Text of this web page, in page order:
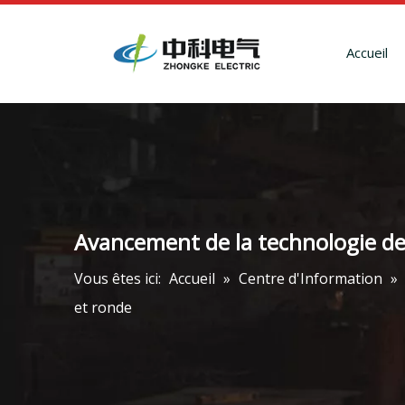
Accueil
Avancement de la technologie
Vous êtes ici: Accueil » Centre d'Information »
et ronde